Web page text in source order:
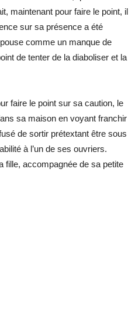
maintenant pour faire le point, il
sur sa présence a été
comme un manque de
de tenter de la diaboliser et la
faire le point sur sa caution, le
sa maison en voyant franchir
de sortir prétextant être sous
à l’un de ses ouvriers.
fille, accompagnée de sa petite